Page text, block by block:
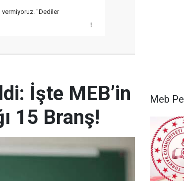
vermiyoruz. "Dediler
İşte MEB’in
15 Branş!
Meb